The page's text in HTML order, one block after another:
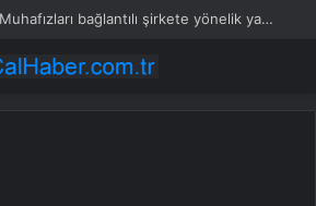
ABD, İran Devrim Muhafızları bağlantılı şirkete yönelik yaptırımları kaldırdı